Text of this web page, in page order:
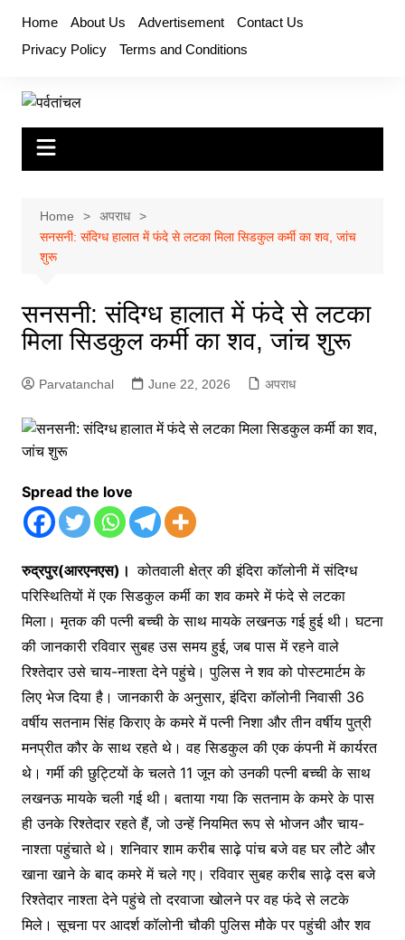
content
Home About Us Advertisement
Contact Us
Privacy Policy
Terms and Conditions
Home
अपराध
सनसनी: संदिग्ध हालात में फंदे से लटका मिला सिडकुल कर्मी का शव, जांच
शुरू
सनसनी: संदिग्ध हालात में फंदे से लटका
मिला सिडकुल कर्मी का शव, जांच शुरू
Parvatanchal June 22, 2026 अपराध
Spread the love
रुद्रपुर(आरएनएस)।कोतवाली क्षेत्र की इंदिरा कॉलोनी में संदिग्ध
परिस्थितियों में एक सिडकुल कर्मी का शव कमरे में फंदे से लटका
मिला। मृतक की पत्नी बच्ची के साथ मायके लखनऊ गई हुई थी। घटना
की जानकारी रविवार सुबह उस समय हुई, जब पास में रहने वाले
रिश्तेदार उसे चाय-नाश्ता देने पहुंचे। पुलिस ने शव को पोस्टमार्टम के
लिए भेज दिया है। जानकारी के अनुसार, इंदिरा कॉलोनी निवासी 36
वर्षीय सतनाम सिंह किराए के कमरे में पत्नी निशा और तीन वर्षीय पुत्री
मनप्रीत कौर के साथ रहते थे। वह सिडकुल की एक कंपनी में कार्यरत
थे। गर्मी की छुट्टियों के चलते 11 जून को उनकी पत्नी बच्ची के साथ
लखनऊ मायके चली गई थी। बताया गया कि सतनाम के कमरे के पास
ही उनके रिश्तेदार रहते हैं, जो उन्हें नियमित रूप से भोजन और चाय-
नाश्ता पहुंचाते थे। शनिवार शाम करीब साढ़े पांच बजे वह घर लौटे और
खाना खाने के बाद कमरे में चले गए। रविवार सुबह करीब साढ़े दस बजे
रिश्तेदार नाश्ता देने पहुंचे तो दरवाजा खोलने पर वह फंदे से लटके
मिले। सूचना पर आदर्श कॉलोनी चौकी पुलिस मौके पर पहुंची और शव